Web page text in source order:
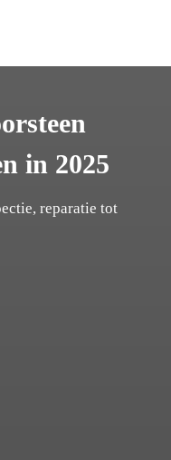
in 2025
reparatie tot